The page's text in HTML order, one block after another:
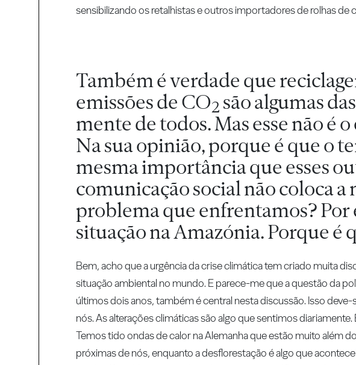
sensibilizando os retalhistas e outros importadores de rolhas
Também é verdade que
emissões de CO2 são algumas
mente de todos. Mas esse não é
Na sua opinião, porque é que o
mesma importância que esses
comunicação social não coloca a
problema que enfrentamos?
situação na Amazónia. Porque é
Bem, acho que a urgência da crise climática tem criado muita
situação ambiental no mundo. E parece-me que a questão da
últimos dois anos, também é central nesta discussão. Isso
nós. As alterações climáticas são algo que sentimos
Temos tido ondas de calor na Alemanha que estão muito além
próximas de nós, enquanto a desflorestação é algo que